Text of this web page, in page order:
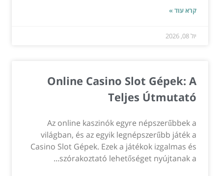
קרא עוד »
יול 08, 2026
Online Casino Slot Gépek: A
Teljes Útmutató
Az online kaszinók egyre népszerűbbek a
világban, és az egyik legnépszerűbb játék a
Casino Slot Gépek. Ezek a játékok izgalmas és
szórakoztató lehetőséget nyújtanak a...